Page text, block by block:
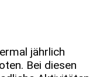
jährlich
Bei diesen